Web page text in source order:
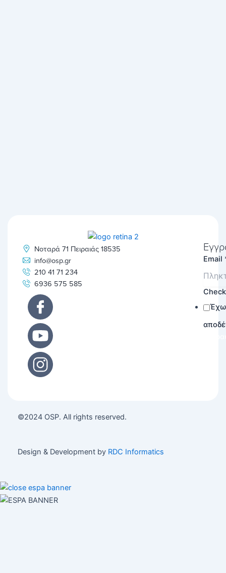
Νοταρά 71 Πειραιάς 18535
info@osp.gr
210 41 71 234
6936 575 585
Email
Έχω
©2024 OSP. All rights reserved.
Design & Development by RDC Informatics